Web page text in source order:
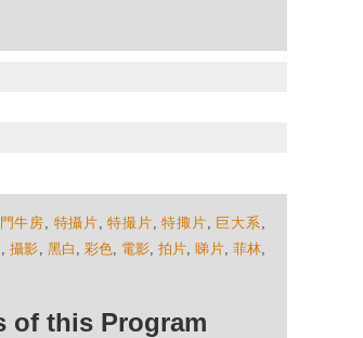
牛房, 特攝片,特撮片,特掫片, 巨大系,
,攝影, 黑白 , 彩色, 電影,拍片,睇片, 菲林,
of this Program